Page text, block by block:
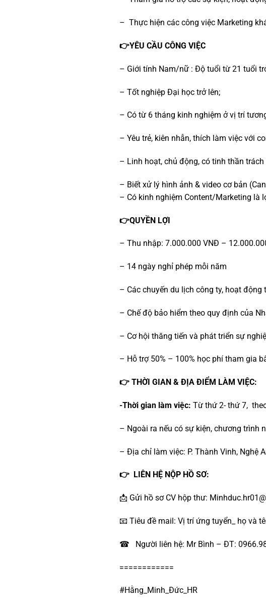
– Thực hiện các công việc Marketing
👉YÊU CẦU CÔNG VIỆC
– Giới tính Nam/nữ : Độ tuổi từ 21 tuổi
– Tốt nghiệp Đại học trở lên;
– Có từ 6 tháng kinh nghiệm ở vị trí
– Yêu trẻ, kiên nhẫn, thích làm việc với
– Linh hoạt, chủ động, có tinh thần trách
– Biết xử lý hình ảnh & video cơ bản
– Có kinh nghiệm Content/Marketing là
👉QUYỀN LỢI
– Thu nhập: 7.000.000 VNĐ –
– 14 ngày nghỉ phép mỗi năm
– Các chuyến du lịch công ty, hoạt động
– Chế độ bảo hiểm theo quy định của
– Cơ hội thăng tiến và phát triển sự
– Hỗ trợ 50% – 100% học phí tham gia
👉 THỜI GIAN & ĐỊA ĐIỂM LÀM VIỆC:
-Thời gian làm việc: Từ thứ 2- thứ 7,
– Ngoài ra nếu có sự kiện, chương trình
– Địa chỉ làm việc: P. Thành Vinh, Nghệ
👉 LIÊN HỆ NỘP HỒ SƠ:
📩 Gửi hồ sơ CV hộp thư:
📧 Tiêu đề mail: Vị trí ứng tuyển_ họ và
☎ Người liên hệ: Mr Bình – ĐT:
============
#Hằng_Minh_Đức_HR